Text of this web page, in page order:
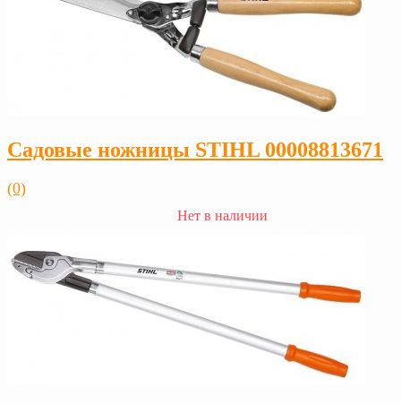
Садовые ножницы STIHL 00008813671
(0)
Нет в наличии